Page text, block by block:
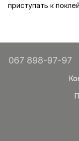
приступать к
067 898-97-97